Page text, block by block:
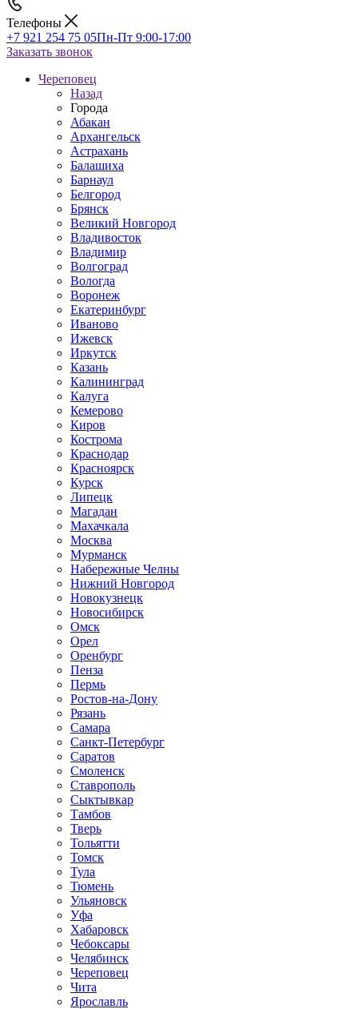
Телефоны
+7 921 254 75 05Пн-Пт 9:00-17:00
Заказать звонок
Череповец
Назад
Города
Абакан
Архангельск
Астрахань
Балашиха
Барнаул
Белгород
Брянск
Великий Новгород
Владивосток
Владимир
Волгоград
Вологда
Воронеж
Екатеринбург
Иваново
Ижевск
Иркутск
Казань
Калининград
Калуга
Кемерово
Киров
Кострома
Краснодар
Красноярск
Курск
Липецк
Магадан
Махачкала
Москва
Мурманск
Набережные Челны
Нижний Новгород
Новокузнецк
Новосибирск
Омск
Орел
Оренбург
Пенза
Пермь
Ростов-на-Дону
Рязань
Самара
Санкт-Петербург
Саратов
Смоленск
Ставрополь
Сыктывкар
Тамбов
Тверь
Тольятти
Томск
Тула
Тюмень
Ульяновск
Уфа
Хабаровск
Чебоксары
Челябинск
Череповец
Чита
Ярославль